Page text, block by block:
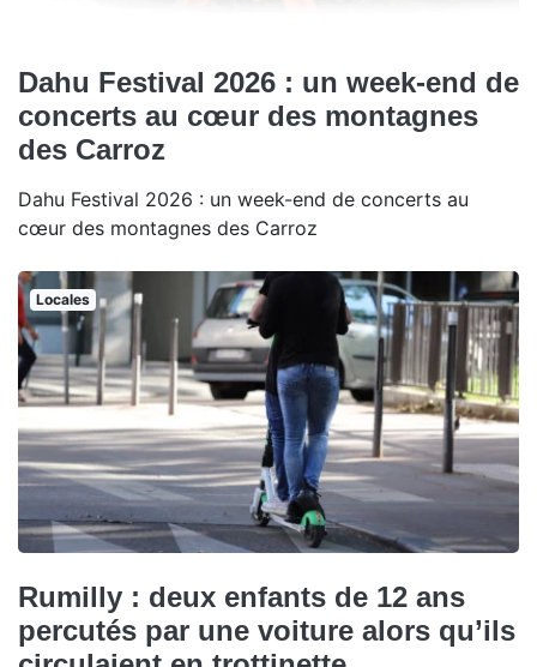
Dahu Festival 2026 : un week-end de
concerts au cœur des montagnes
des Carroz
Dahu Festival 2026 : un week-end de concerts au
cœur des montagnes des Carroz
Locales
Rumilly : deux enfants de 12 ans
percutés par une voiture alors qu’ils